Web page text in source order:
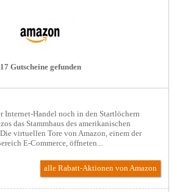
17 Gutscheine gefunden
Internet-Handel noch in den Startlöchern
das Stammhaus des amerikanischen
virtuellen Tore von Amazon, einem der
E-Commerce, öffneten...
alle Rabatt-Aktionenvon Amazon